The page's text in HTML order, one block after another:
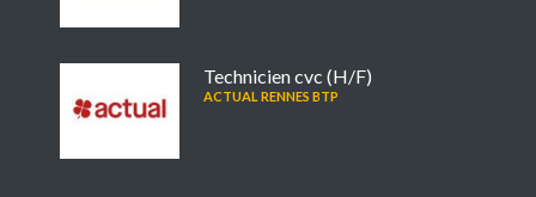
Technicien cvc (H/F)
ACTUAL RENNES BTP